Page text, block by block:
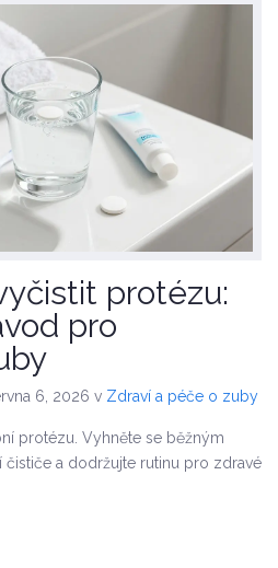
protézu:
pro
6, 2026 v Zdraví a péče o zuby
protézu. Vyhněte se běžným
čističe a dodržujte rutinu pro zdravé